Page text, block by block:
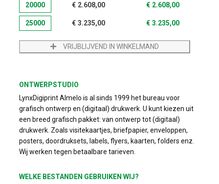
20000 € 2.608,00 € 2.608,00
25000 € 3.235,00 € 3.235,00
VRIJBLIJVEND IN WINKELMAND
ONTWERPSTUDIO
LynxDigiprint Almelo is al sinds 1999 het bureau voor
grafisch ontwerp en (digitaal) drukwerk. U kunt kiezen uit
een breed grafisch pakket: van ontwerp tot (digitaal)
drukwerk. Zoals visitekaartjes, briefpapier, enveloppen,
posters, doordruksets, labels, flyers, kaarten, folders enz.
Wij werken tegen betaalbare tarieven.
WELKE BESTANDEN GEBRUIKEN WIJ?